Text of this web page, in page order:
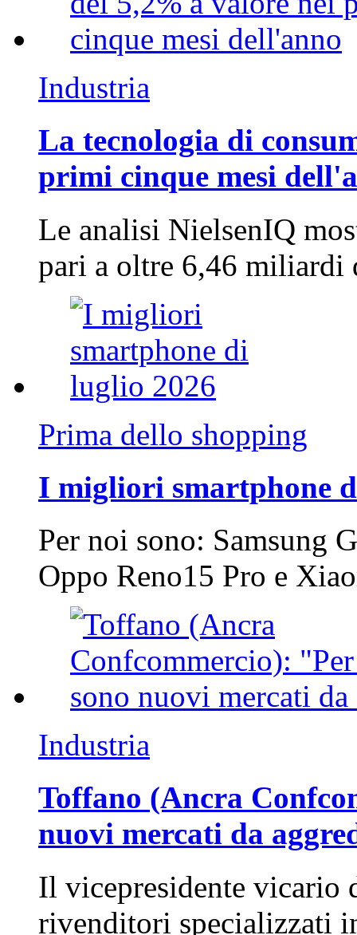
Industria
La tecnologia di
primi cinque mesi
Le analisi NielsenIQ
pari a oltre 6,46
Prima dello shopping
I migliori smartphone
Per noi sono: Samsung
Oppo Reno15 Pro e
Industria
Toffano (Ancra
nuovi mercati da
Il vicepresidente vicario
rivenditori specializzati